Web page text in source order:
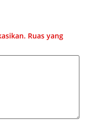
Ruas yang